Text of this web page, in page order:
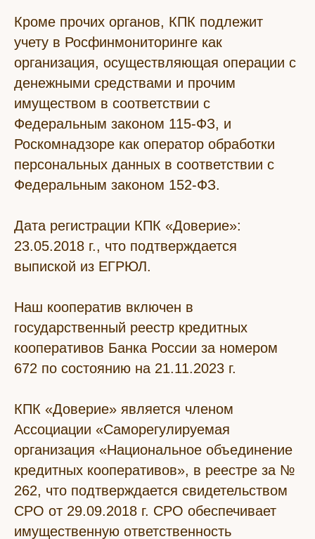
Кроме прочих органов, КПК подлежит
учету в Росфинмониторинге как
организация, осуществляющая операции с
денежными средствами и прочим
имуществом в соответствии с
Федеральным законом 115-ФЗ, и
Роскомнадзоре как оператор обработки
персональных данных в соответствии с
Федеральным законом 152-ФЗ.
Дата регистрации КПК «Доверие»:
23.05.2018 г., что подтверждается
выпиской из ЕГРЮЛ.
Наш кооператив включен в
государственный реестр кредитных
кооперативов Банка России за номером
672 по состоянию на 21.11.2023 г.
КПК «Доверие» является членом
Ассоциации «Саморегулируемая
организация «Национальное объединение
кредитных кооперативов», в реестре за №
262, что подтверждается свидетельством
СРО от 29.09.2018 г. СРО обеспечивает
имущественную ответственность